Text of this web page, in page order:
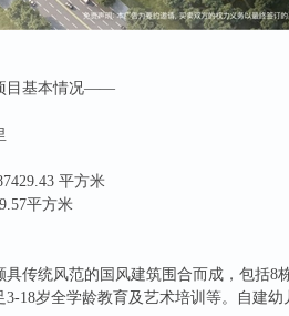
目基本情况——
平方米
平方米
具传统风范的国风建筑围合而成，包括8
3-18岁全学龄教育及艺术培训等。自建